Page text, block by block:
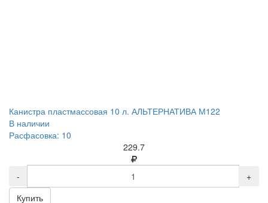
Канистра пластмассовая 10 л. АЛЬТЕРНАТИВА М122
В наличии
Расфасовка: 10
229.7
-
+
Купить